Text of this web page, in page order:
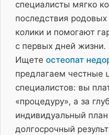
специалисты мягко
последствия
колики и помогают
с первых дней жизни.
Ищете остеопат
предлагаем честные
специалистов: вы
«процедуру», а за
индивидуальный
долгосрочный